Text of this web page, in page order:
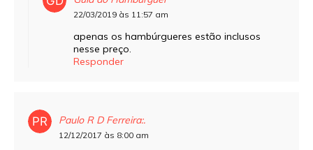
22/03/2019 às 11:57 am
apenas os hambúrgueres estão inclusos
nesse preço.
Responder
Paulo R D Ferreira:.
12/12/2017 às 8:00 am